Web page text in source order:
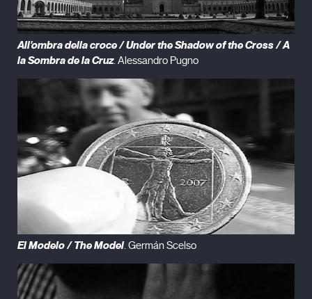
All'ombra della croce / Under the Shadow of the Cross / A
la Sombra de la Cruz. Alessandro Pugno
El Modelo / The Model. Germán Scelso